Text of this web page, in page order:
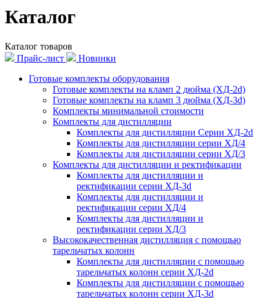
Каталог
Каталог товаров
Прайс-лист
Новинки
Готовые комплекты оборудования
Готовые комплекты на кламп 2 дюйма (ХД-2d)
Готовые комплекты на кламп 3 дюйма (ХД-3d)
Комплекты минимальной стоимости
Комплекты для дистилляции
Комплекты для дистилляции Серии ХД-2d
Комплекты для дистилляции серии ХД/4
Комплекты для дистилляции серии ХД/3
Комплекты для дистилляции и ректификации
Комплекты для дистилляции и
ректификации серии ХД-3d
Комплекты для дистилляции и
ректификации серии ХД/4
Комплекты для дистилляции и
ректификации серии ХД/3
Высококачественная дистилляция с помощью
тарельчатых колонн
Комплекты для дистилляции с помощью
тарельчатых колонн серии ХД-2d
Комплекты для дистилляции с помощью
тарельчатых колонн серии ХД-3d